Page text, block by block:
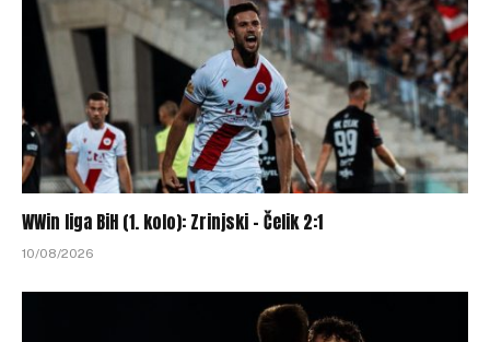
WWin liga BiH (1. kolo): Zrinjski – Čelik 2:1
10/08/2026